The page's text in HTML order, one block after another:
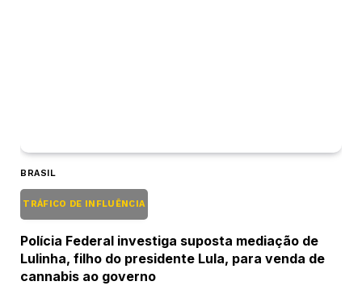
BRASIL
TRÁFICO DE INFLUÊNCIA
Polícia Federal investiga suposta mediação de
Lulinha, filho do presidente Lula, para venda de
cannabis ao governo